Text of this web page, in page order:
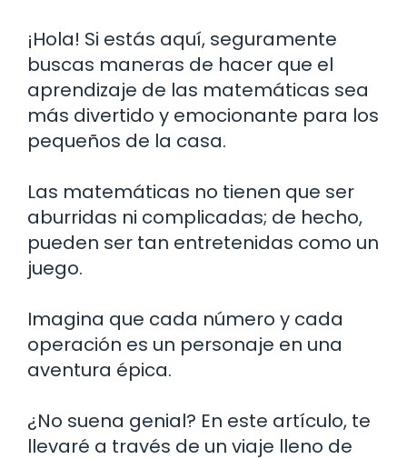
¡Hola! Si estás aquí, seguramente
buscas maneras de hacer que el
aprendizaje de las matemáticas sea
más divertido y emocionante para los
pequeños de la casa.
Las matemáticas no tienen que ser
aburridas ni complicadas; de hecho,
pueden ser tan entretenidas como un
juego.
Imagina que cada número y cada
operación es un personaje en una
aventura épica.
¿No suena genial? En este artículo, te
llevaré a través de un viaje lleno de